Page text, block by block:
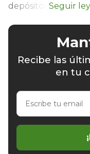
depósitos.
Recibe las
en tu
Escribe
email